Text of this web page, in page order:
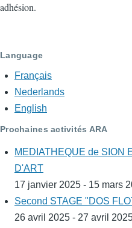
adhésion.
Language
Français
Nederlands
English
Prochaines activités ARA
MEDIATHEQUE de SION
D'ART
17 janvier 2025 - 15 mars
Second STAGE "DOS
26 avril 2025 - 27 avril